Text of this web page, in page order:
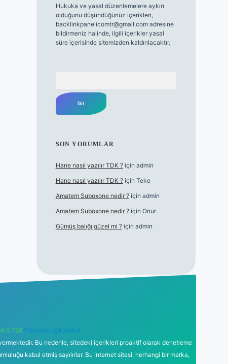
Hukuka ve yasal düzenlemelere aykırı
olduğunu düşündüğünüz içerikleri,
backlinkpanelicomtr@gmail.comadresine
bildirmeniz halinde, ilgili içerikler yasal
süre içerisinde sitemizden kaldırılacaktır.
SON YORUMLAR
Hane nasıl yazılır TDK ?için admin
Hane nasıl yazılır TDK ?için Teke
Amatem Suboxone nedir ?için admin
Amatem Suboxone nedir ?için Onur
Gümüş balığı güzel mi ?için admin
0 726 Telegram: @karabul
Bu nedenle, sitedeki içerikleri proaktif olarak denetleme
kabul etmiş sayılırlar. Bu internet sitesi, herhangi bir marka,